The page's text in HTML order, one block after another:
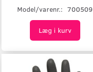
Model/varenr.: 700509
Læg i kurv